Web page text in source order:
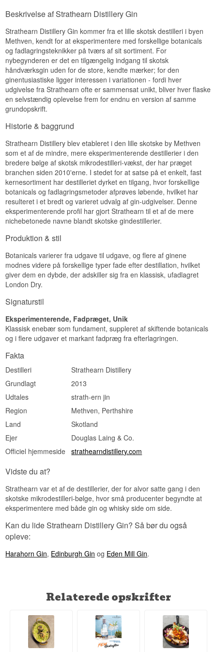
Beskrivelse af Strathearn Distillery Gin
Strathearn Distillery Gin kommer fra et lille skotsk destilleri i byen
Methven, kendt for at eksperimentere med forskellige botanicals
og fadlagringsteknikker på tværs af sit sortiment. For
nybegynderen er det en tilgængelig indgang til skotsk
håndværksgin uden for de store, kendte mærker; for den
ginentusiastiske ligger interessen i variationen - fordi hver
udgivelse fra Strathearn ofte er sammensat unikt, bliver hver flaske
en selvstændig oplevelse frem for endnu en version af samme
grundopskrift.
Historie & baggrund
Strathearn Distillery blev etableret i den lille skotske by Methven
som et af de mindre, mere eksperimenterende destillerier i den
bredere bølge af skotsk mikrodestilleri-vækst, der har præget
branchen siden 2010'erne. I stedet for at satse på et enkelt, fast
kernesortiment har destilleriet dyrket en tilgang, hvor forskellige
botanicals og fadlagringsmetoder afprøves løbende, hvilket har
resulteret i et bredt og varieret udvalg af gin-udgivelser. Denne
eksperimenterende profil har gjort Strathearn til et af de mere
nichebetonede navne blandt skotske gindestillerier.
Produktion & stil
Botanicals varierer fra udgave til udgave, og flere af ginene
modnes videre på forskellige typer fade efter destillation, hvilket
giver dem en dybde, der adskiller sig fra en klassisk, ufadlagret
London Dry.
Signaturstil
Eksperimenterende, Fadpræget, Unik
Klassisk enebær som fundament, suppleret af skiftende botanicals
og i flere udgaver et markant fadpræg fra efterlagringen.
Fakta
Destilleri
Strathearn Distillery
Grundlagt
2013
Udtales
strath-ern jin
Region
Methven, Perthshire
Land
Skotland
Ejer
Douglas Laing & Co.
Officiel hjemmeside
strathearndistillery.com
Vidste du at?
Strathearn var et af de destillerier, der for alvor satte gang i den
skotske mikrodestilleri-bølge, hvor små producenter begyndte at
eksperimentere med både gin og whisky side om side.
Kan du lide Strathearn Distillery Gin? Så bør du også
opleve:
Harahorn Gin, Edinburgh Gin og Eden Mill Gin.
Relaterede opskrifter